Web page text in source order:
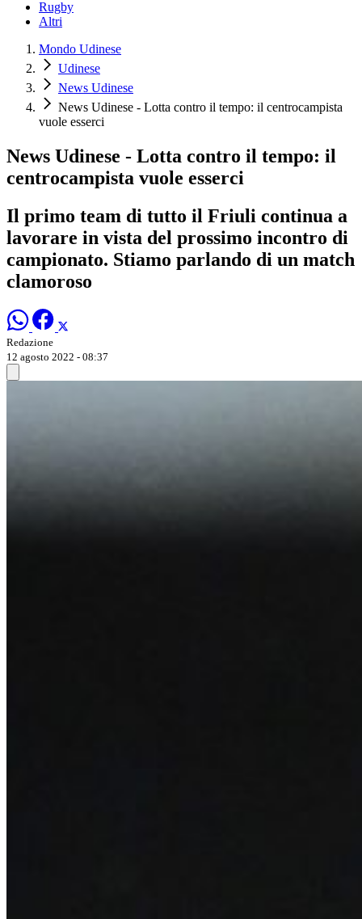
Rugby
Altri
Mondo Udinese
Udinese
News Udinese
News Udinese - Lotta contro il tempo: il centrocampista
vuole esserci
News Udinese - Lotta contro il tempo: il
centrocampista vuole esserci
Il primo team di tutto il Friuli continua a
lavorare in vista del prossimo incontro di
campionato. Stiamo parlando di un match
clamoroso
Redazione
12 agosto 2022 - 08:37